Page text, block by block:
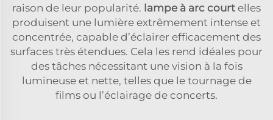
raison de leur popularité. lampe à arc court elles
produisent une lumière extrêmement intense et
concentrée, capable d’éclairer efficacement des
surfaces très étendues. Cela les rend idéales pour
des tâches nécessitant une vision à la fois
lumineuse et nette, telles que le tournage de
films ou l’éclairage de concerts.